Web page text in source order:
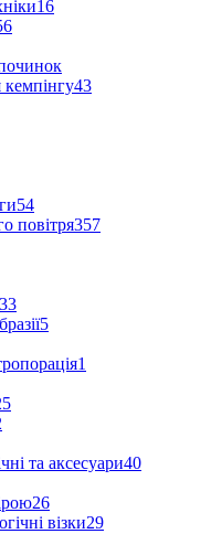
16
кемпінгу43
54
повітря357
33
5
1
та аксесуари40
26
візки29